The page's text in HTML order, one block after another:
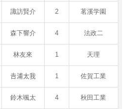
諏訪賢介 2 茗溪学園
森下響介 4 法政二
林友來 1 天理
𠮷浦太我 1 佐賀工業
鈴木颯太 4 秋田工業